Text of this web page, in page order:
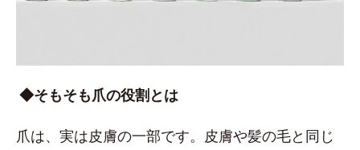
◆そもそも爪の役割とは
爪は、実は皮膚の一部です。皮膚や髪の毛と同じ